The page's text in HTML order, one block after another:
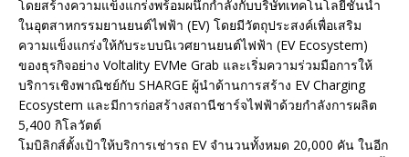
โดยสร้างความแข็งแกร่งพร้อมผนึกกำลังกับบริษัทเทคโนโลยีชั้นนำ
ในอุตสาหกรรมยานยนต์ไฟฟ้า (EV) โดยมีวัตถุประสงค์เพื่อเสริม
ความแข็งแกร่งให้กับระบบนิเวศยานยนต์ไฟฟ้า (EV Ecosystem)
ของธุรกิจอย่าง Voltality EVMe Grab และเริ่มความร่วมมือการให้
บริการเชิงพาณิชย์กับ SHARGE ผู้นำด้านการสร้าง EV Charging
Ecosystem และมีการก่อสร้างสถานีชาร์จไฟฟ้าด้วยกำลังการผลิต
5,400 กิโลวัตต์
โมบิลิกส์ตั้งเป้าให้บริการเช่ารถ EV จำนวนทั้งหมด 20,000 คัน ในอีก